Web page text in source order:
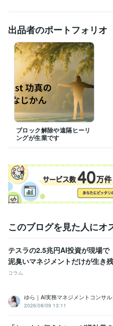
職歴
西沢サービス
出品者のポートフォリオ
ブロック解除や遠隔ヒーリ
ングが生業です
このブログを見た人にオ
テスラの2.5兆円AI投資が現場で
泥臭いマネジメントだけが生き
コラム
ゆら｜AI実務マネジメントコンサル
2026/08/09 13:11